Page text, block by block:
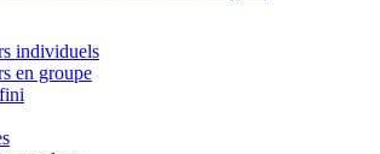
individuels
en groupe